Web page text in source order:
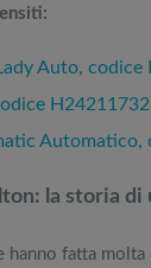
Auto,
H24211732
Automatico,
la storia di
hanno fatta molta